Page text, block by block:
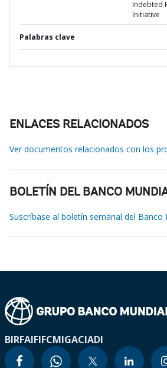
Indebted
Initiative
Palabras clave
ENLACES RELACIONADOS
Ver documentos relacionados con los
BOLETÍN DEL BANCO
Suscríbase al boletín semanal del Banco
BIRFAIFIFCMIGACIADI